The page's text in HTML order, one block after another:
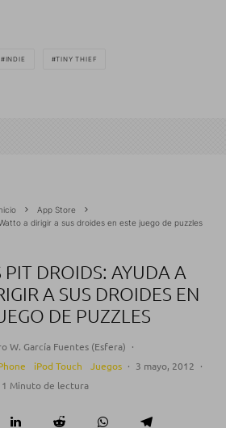
INDIE TINY THIEF
App Store
a dirigir a sus droides en este juego de puzzles
PIT DROIDS: AYUDA A
A SUS DROIDES EN
DE PUZZLES
W. García Fuentes (Esfera) ·
iPod Touch Juegos · 3 mayo, 2012 ·
1 Minuto de lectura